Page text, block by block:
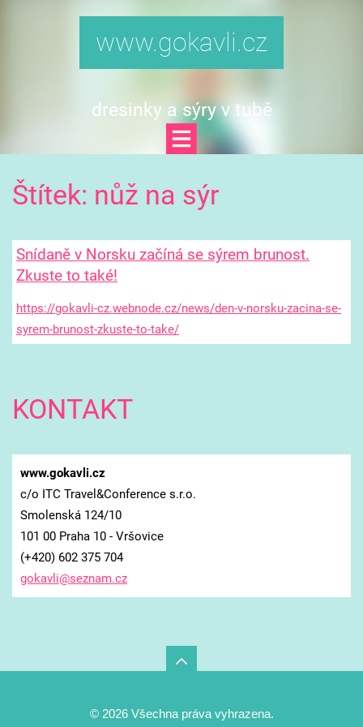
www.gokavli.cz
dresinky a sýry v tubě
Štítek: nůž na sýr
Snídaně v Norsku začíná se sýrem brunost.
Zkuste to také!
https://gokavli-cz.webnode.cz/news/den-v-norsku-zacina-se-
syrem-brunost-zkuste-to-take/
KONTAKT
www.gokavli.cz
c/o ITC Travel&Conference s.r.o.
Smolenská 124/10
101 00 Praha 10 - Vršovice
(+420) 602 375 704
gokavli@seznam.cz
© 2026 Všechna práva vyhrazena.